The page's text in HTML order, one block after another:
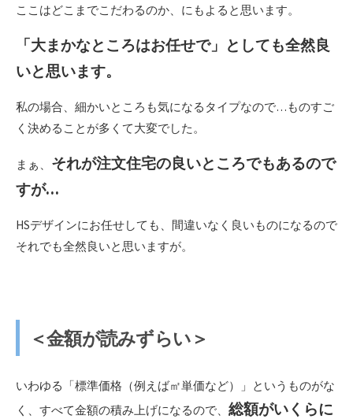
ここはどこまでこだわるのか、にもよると思います。
「大まかなところはお任せで」としても全然良
いと思います。
私の場合、細かいところも気になるタイプなので…ものすご
く決めることが多くて大変でした。
まぁ、 それが注文住宅の良いところでもあるので
すが…
HSデザインにお任せしても、間違いなく良いものになるので
それでも全然良いと思いますが。
＜金額が読みずらい＞
いわゆる「標準価格（例えば㎡単価など）」というものがな
く、すべて金額の積み上げになるので、 総額がいくらに